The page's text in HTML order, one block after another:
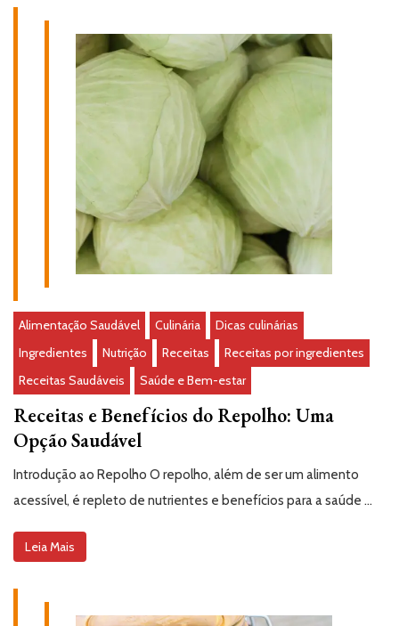
Alimentação Saudável Culinária
Dicas culinárias
Ingredientes
Nutrição Receitas
Receitas por ingredientes
Receitas Saudáveis
Saúde e Bem-estar
Receitas e Benefícios do Repolho: Uma
Opção Saudável
Introdução ao Repolho O repolho, além de ser um alimento
acessível, é repleto de nutrientes e benefícios para a saúde …
Leia Mais